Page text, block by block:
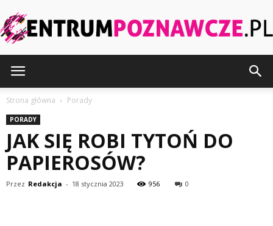
Strona główna Porady
PORADY
JAK SIĘ ROBI TYTOŃ DO
PAPIEROSÓW?
Przez Redakcja - 18 stycznia 2023 956 0